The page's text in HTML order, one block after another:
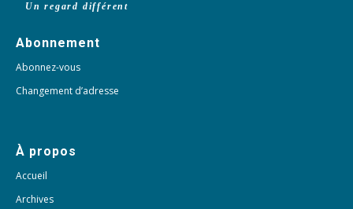
Un regard différent
Abonnement
Abonnez-vous
Changement d’adresse
À propos
Accueil
Archives